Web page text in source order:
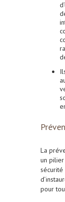
La
un
sécurité
pour